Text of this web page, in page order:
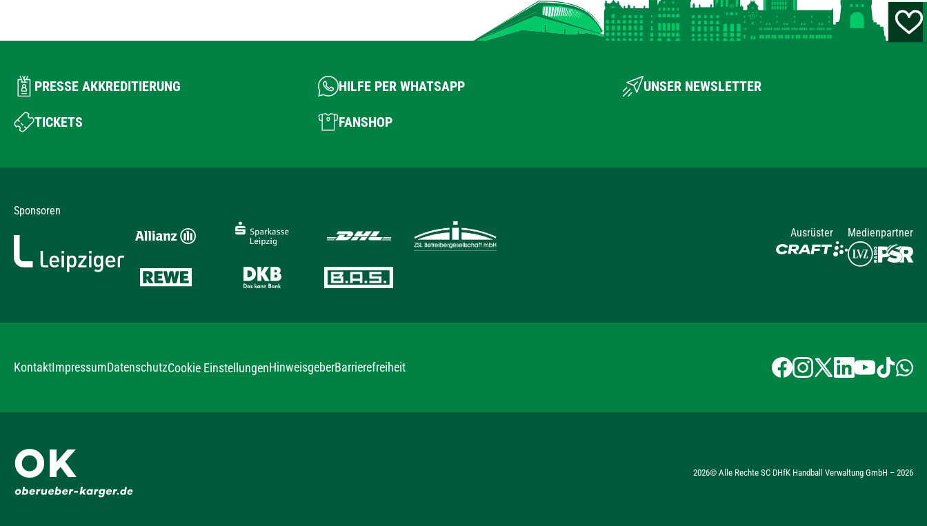
PRESSE AKKREDITIERUNG HILFE PER WHATSAPP UNSER NEWSLETTER
TICKETS FANSHOP
Sponsoren
Ausrüster
Medienpartner
KontaktImpressumDatenschutzCookie EinstellungenHinweisgeberBarrierefreiheit
2026© Alle Rechte SC DHfK Handball Verwaltung GmbH – 2026